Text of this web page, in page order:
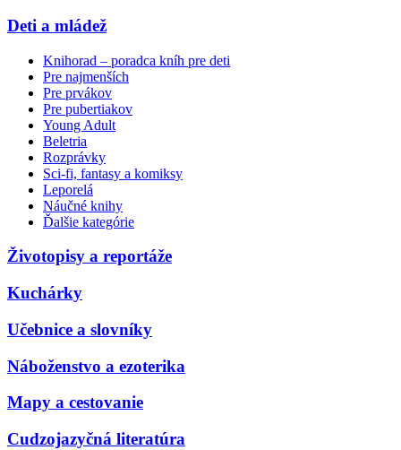
Deti a mládež
Knihorad – poradca kníh pre deti
Pre najmenších
Pre prvákov
Pre pubertiakov
Young Adult
Beletria
Rozprávky
Sci-fi, fantasy a komiksy
Leporelá
Náučné knihy
Ďalšie kategórie
Životopisy a reportáže
Kuchárky
Učebnice a slovníky
Náboženstvo a ezoterika
Mapy a cestovanie
Cudzojazyčná literatúra